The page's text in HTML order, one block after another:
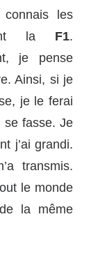
les
la F1.
je pense
Ainsi, si je
je le ferai
se fasse. Je
j’ai grandi.
transmis.
le monde
la même